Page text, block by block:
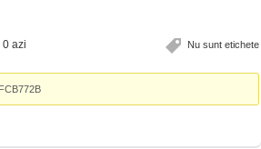
Nu sunt etichete
0 azi